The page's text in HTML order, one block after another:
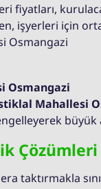
fiyatları,
işyerleri için
Osmangazi
Osmangazi
Mahallesi
Çözümleri
taktırmakla